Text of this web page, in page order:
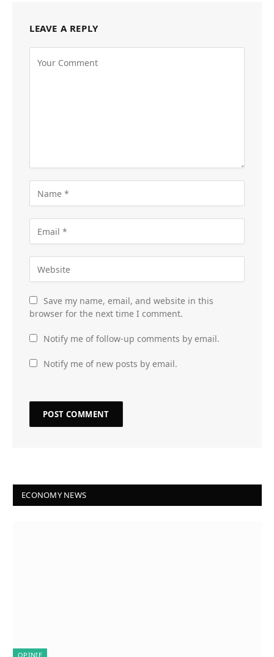
LEAVE A REPLY
Save my name, email, and website in this
browser for the next time I comment.
Notify me of follow-up comments by email.
Notify me of new posts by email.
ECONOMY NEWS
OPINIE